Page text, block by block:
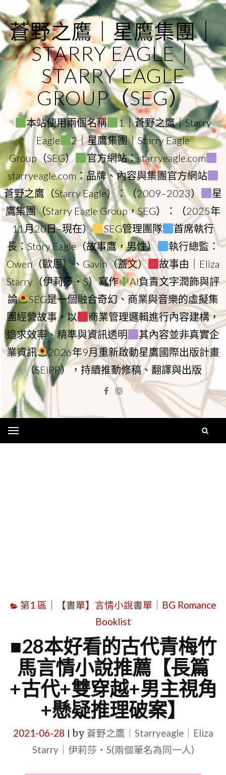
to
content
蒼野之鷹｜星鷹集團｜
STARRY EAGLE｜
STARRY EAGLE
GROUP（SEG）
本站使用兩個名稱
1｜蒼野之鷹｜Starry
Eagle
2｜星鷹集團｜Starry Eagle
Group（SEG）
官方網站：starryeagle.com
starryeagle.com：品牌、內容與集團官方網站
蒼野之鷹（Starry Eagle）：（2009–2023）
星
鷹集團（Starry Eagle Group，SEG）：（2025年
11月20日–現在）
SEG管理團隊
首席執行
長：Story Eagle（故事鷹，男性）
執行總監：
Owen（歐恩）、Gavin（蓋文）
故事由｜Eliza
Starry（伊莉莎・S）寫作
AI負責文字潤飾與評
論
SEG是一個融合奇幻、商業與音樂的虛擬集
團經營故事，以
商業管理邏輯進行內容建構，
追求效率、精準與資訊透明
其內容並非真實企
業資訊
2026年9月重新啟動星鷹國際出版計畫
（SEIPP），持續推動修稿、翻譯與出版
Facebook
Instagram
第1 區｜【書單】言情小說書單｜BG Romance
Booklist
■28本好看的古代青梅竹
馬言情小說推薦【長篇
+古代+雙穿越+男主視角
+懸疑推理破案】
2021-06-28 by 蒼野之鷹｜Starryeagle｜Eliza
Starry｜伊莉莎・S(兩個筆名為同一人)